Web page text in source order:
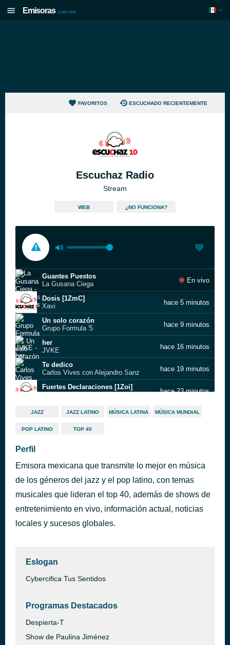
Emisoras .com.mx
FAVORITOS ESCUCHADO RECIENTEMENTE
Escuchaz Radio
Stream
WEB ¿NO FUNCIONA?
Guantes Puestos
La Gusana Ciega
En vivo
Dosis [1ZmC]
Xavi
hace 5 minutos
Un solo corazón
Grupo Formula '5
hace 9 minutos
her
JVKE
hace 16 minutos
Te dedico
Carlos Vives con Alejandro Sanz
hace 19 minutos
Fuertes Declaraciones [1Zoi]
hace 23 minutos
Vive El Verano [1SgH]
hace 28 minutos
Sangre Caliente
Bebe Rexha
Dracula (JENNIE remix)
Tame Impala
hace 45 minutos
JAZZ JAZZ LATINO MÚSICA LATINA MÚSICA MUNDIAL
POP LATINO TOP 40
Perfil
Emisora mexicana que transmite lo mejor en música
de los géneros del jazz y el pop latino, con temas
musicales que lideran el top 40, además de shows de
entretenimiento en vivo, información actual, noticias
locales y sucesos globales.
Eslogan
Cybercifica Tus Sentidos
Programas Destacados
Despierta-T
Show de Paulina Jiménez